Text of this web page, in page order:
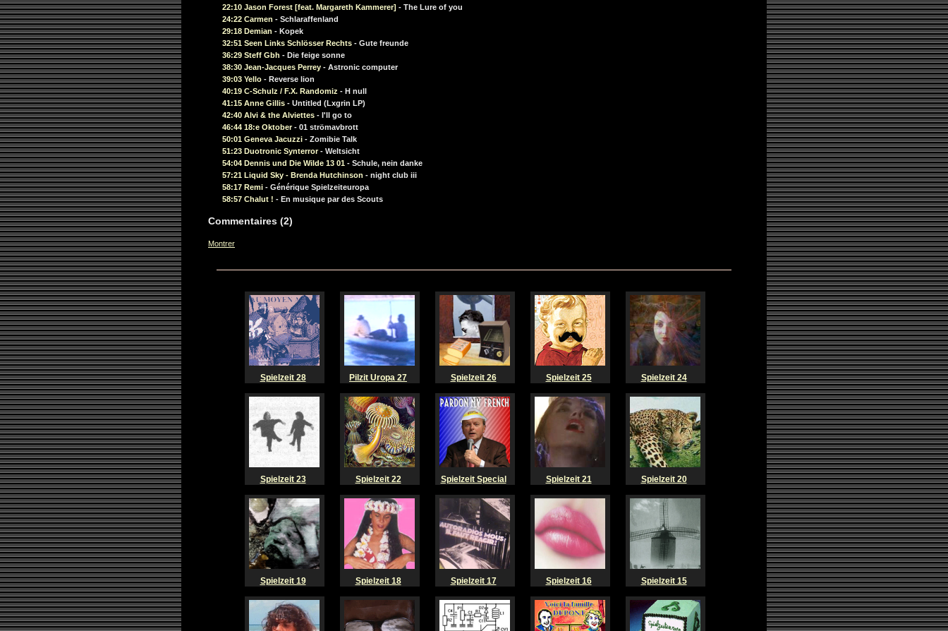
22:10 Jason Forest [feat. Margareth Kammerer] - The Lure of you
24:22 Carmen - Schlaraffenland
29:18 Demian - Kopek
32:51 Seen Links Schlösser Rechts - Gute freunde
36:29 Steff Gbh - Die feige sonne
38:30 Jean-Jacques Perrey - Astronic computer
39:03 Yello - Reverse lion
40:19 C-Schulz / F.X. Randomiz - H null
41:15 Anne Gillis - Untitled (Lxgrin LP)
42:40 Alvi & the Alviettes - I'll go to
46:44 18:e Oktober- 01 strömavbrott
50:01 Geneva Jacuzzi - Zomibie Talk
51:23 Duotronic Synterror- Weltsicht
54:04 Dennis und Die Wilde 13 01 - Schule, nein danke
57:21 Liquid Sky - Brenda Hutchinson - night club iii
58:17 Remi - Générique Spielzeiteuropa
58:57 Chalut ! - En musique par des Scouts
Commentaires (2)
Montrer
Spielzeit 28 Pilzit Uropa 27 Spielzeit 26 Spielzeit 25 Spielzeit 24
Spielzeit 23 Spielzeit 22 Spielzeit Special Spielzeit 21 Spielzeit 20
Spielzeit 19 Spielzeit 18 Spielzeit 17 Spielzeit 16 Spielzeit 15